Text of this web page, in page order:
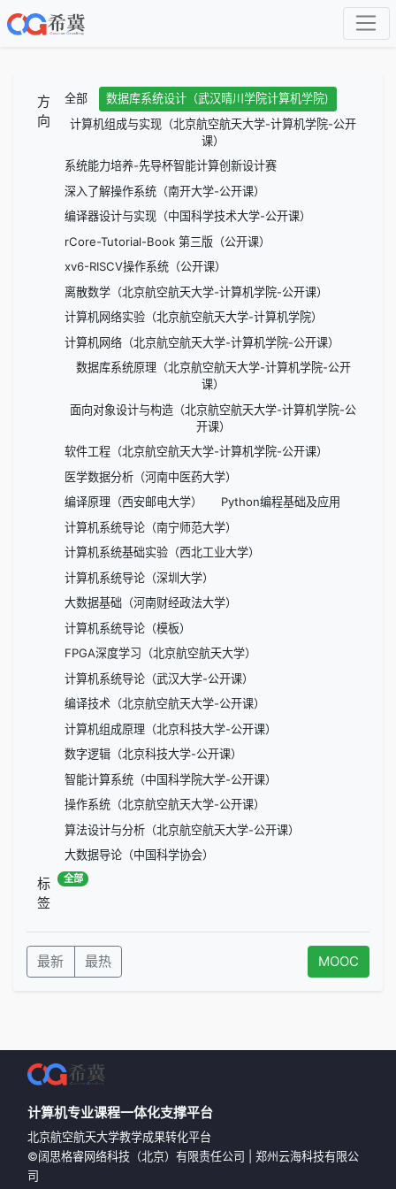
方
向
全部
数据库系统设计（武汉晴川学院计算机学院)
计算机组成与实现（北京航空航天大学-计算机学院-公开
课）
系统能力培养-先导杯智能计算创新设计赛
深入了解操作系统（南开大学-公开课）
编译器设计与实现（中国科学技术大学-公开课）
rCore-Tutorial-Book 第三版（公开课）
xv6-RISCV操作系统（公开课）
离散数学（北京航空航天大学-计算机学院-公开课）
计算机网络实验（北京航空航天大学-计算机学院）
计算机网络（北京航空航天大学-计算机学院-公开课）
数据库系统原理（北京航空航天大学-计算机学院-公开
课）
面向对象设计与构造（北京航空航天大学-计算机学院-公
开课）
软件工程（北京航空航天大学-计算机学院-公开课）
医学数据分析（河南中医药大学）
编译原理（西安邮电大学）
Python编程基础及应用
计算机系统导论（南宁师范大学）
计算机系统基础实验（西北工业大学）
计算机系统导论（深圳大学）
大数据基础（河南财经政法大学）
计算机系统导论（模板）
FPGA深度学习（北京航空航天大学）
计算机系统导论（武汉大学-公开课）
编译技术（北京航空航天大学-公开课）
计算机组成原理（北京科技大学-公开课）
数字逻辑（北京科技大学-公开课）
智能计算系统（中国科学院大学-公开课）
操作系统（北京航空航天大学-公开课）
算法设计与分析（北京航空航天大学-公开课）
大数据导论（中国科学协会）
标
签
全部
最新 最热 MOOC
计算机专业课程一体化支撑平台
北京航空航天大学教学成果转化平台
©阔思格睿网络科技（北京）有限责任公司
郑州云海科技有限公
司